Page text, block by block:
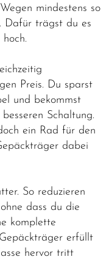
mindestens so
Dafür trägst du es
Preis. Du sparst
und bekommst
Schaltung.
ein Rad für den
dabei
So reduzieren
dass du die
komplette
erfüllt
hervor tritt